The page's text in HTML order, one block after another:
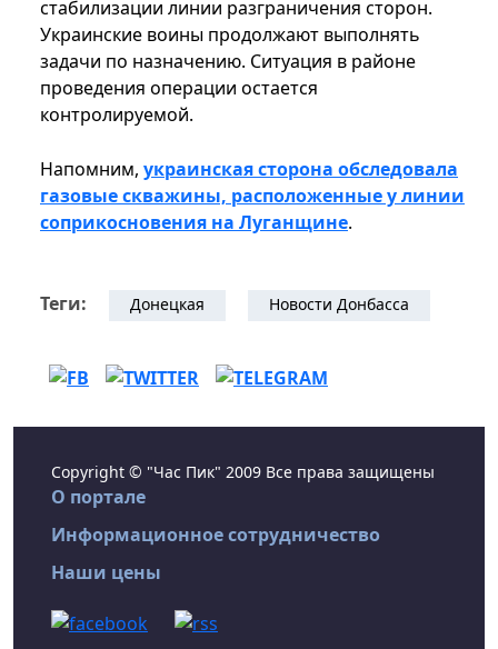
стабилизации линии разграничения сторон.
Украинские воины продолжают выполнять
задачи по назначению. Ситуация в районе
проведения операции остается
контролируемой.
Напомним, украинская сторона обследовала
газовые скважины, расположенные у линии
соприкосновения на Луганщине.
Теги: Донецкая Новости Донбасса
Copyright © "Час Пик" 2009 Все права защищены
О портале
Информационное сотрудничество
Наши цены